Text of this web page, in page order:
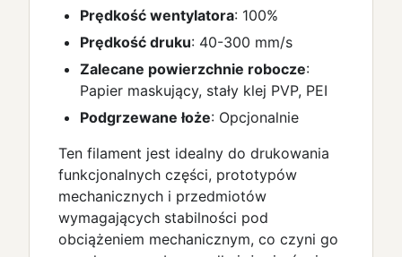
Prędkość wentylatora: 100%
Prędkość druku: 40-300 mm/s
Zalecane powierzchnie robocze:
Papier maskujący, stały klej PVP, PEI
Podgrzewane łoże: Opcjonalnie
Ten filament jest idealny do drukowania
funkcjonalnych części, prototypów
mechanicznych i przedmiotów
wymagających stabilności pod
obciążeniem mechanicznym, co czyni go